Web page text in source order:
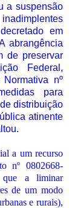
a suspensão
em
abrangência
de preservar
Federal,
nº
para
distribuição
atinente
a um recurso
nº 0802668-
que a liminar
de um modo
e rurais),